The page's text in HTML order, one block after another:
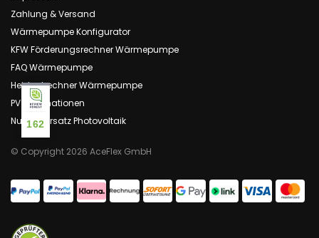
Zahlung & Versand
Wärmepumpe Konfigurator
KFW Förderungsrechner Wärmepumpe
FAQ Wärmepumpe
Heizlastrechner Wärmepumpe
PV Informationen
Nullsteuersatz Photovoltaik
© Copyright 2026 AceFlex GmbH
162